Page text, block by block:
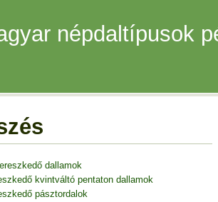
népdaltípusok
dallamok
kvintváltó pentaton dallamok
pásztordalok